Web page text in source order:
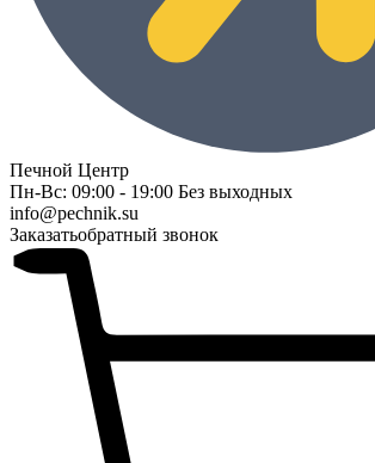
Печной Центр
Пн-Вс: 09:00 - 19:00 Без выходных
info@pechnik.su
Заказатьобратный звонок